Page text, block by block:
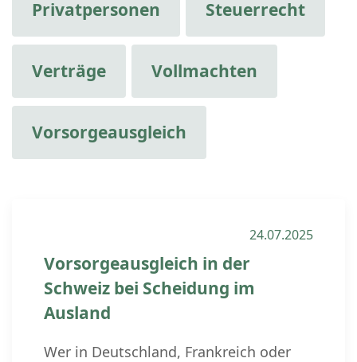
Privatpersonen Steuerrecht
Verträge Vollmachten
Vorsorgeausgleich
24.07.2025
Vorsorgeausgleich in der
Schweiz bei Scheidung im
Ausland
Wer in Deutschland, Frankreich oder